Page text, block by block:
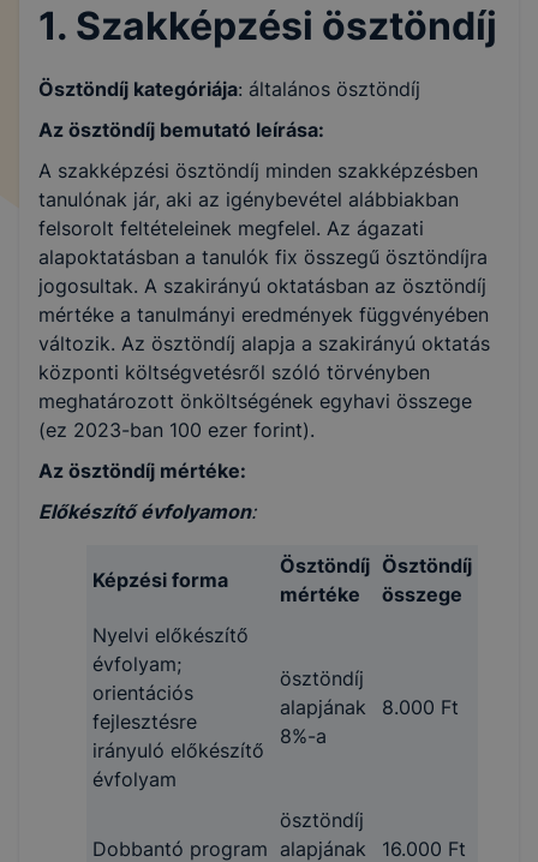
1. Szakképzési ösztöndíj
Ösztöndíj kategóriája: általános ösztöndíj
Az ösztöndíj bemutató leírása:
A szakképzési ösztöndíj minden szakképzésben
tanulónak jár, aki az igénybevétel alábbiakban
felsorolt feltételeinek megfelel. Az ágazati
alapoktatásban a tanulók fix összegű ösztöndíjra
jogosultak. A szakirányú oktatásban az ösztöndíj
mértéke a tanulmányi eredmények függvényében
változik. Az ösztöndíj alapja a szakirányú oktatás
központi költségvetésről szóló törvényben
meghatározott önköltségének egyhavi összege
(ez 2023-ban 100 ezer forint).
Az ösztöndíj mértéke:
Előkészítő évfolyamon:
Képzési forma
Ösztöndíj
mértéke
Ösztöndíj
összege
Nyelvi előkészítő
évfolyam;
orientációs
fejlesztésre
irányuló előkészítő
évfolyam
ösztöndíj
alapjának
8%-a
8.000 Ft
Dobbantó program
ösztöndíj
alapjának
16.000 Ft